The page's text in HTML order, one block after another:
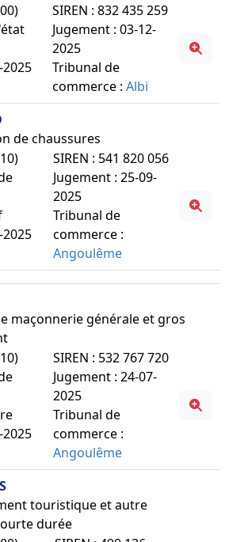
SIREN : 832 435 259
Jugement : 03-12-
2025
Tribunal de
commerce :Albi
de chaussures
SIREN : 541 820 056
Jugement : 25-09-
2025
Tribunal de
commerce :
Angoulême
maçonnerie générale et gros
SIREN : 532 767 720
Jugement : 24-07-
2025
Tribunal de
commerce :
Angoulême
touristique et autre
durée